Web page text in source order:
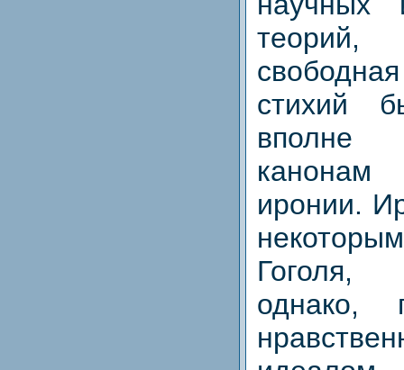
теорий,
стихий
вполне
канонам
иронии.
однако,